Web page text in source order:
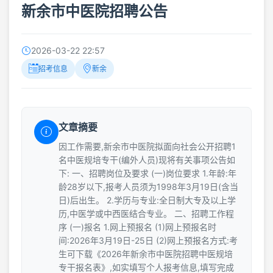
新余市中医院招聘公告
2026-03-22 22:57
招考信息 新余
文章摘要
因工作需要,新余市中医院拟面向社会公开招聘1
名中医规培专干(编外人员)现将有关事项公告如
下: 一、招聘岗位及要求 (一)岗位要求 1.年龄:年
龄28岁以下,报考人员须为1998年3月19日(含当
日)后出生。 2.学历与专业:全日制大专及以上学
历,中医学或中西医结合专业。 二、招聘工作程
序 (一)报名 1.网上预报名 (1)网上预报名时
间:2026年3月19日-25日 (2)网上预报名方式:考
生可下载《2026年新余市中医院招聘中医规培
专干报名表》,如实填写个人报考信息,填写完成